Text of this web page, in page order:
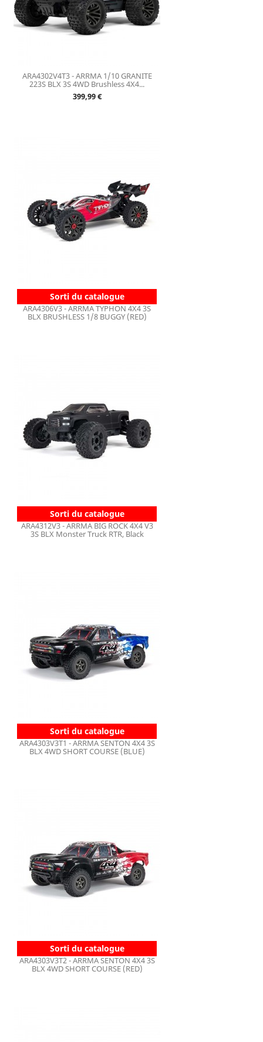
ARA4302V4T3 - ARRMA 1/10 GRANITE
223S BLX 3S 4WD Brushless 4X4...
Prix
399,99 €
Sorti du catalogue
ARA4306V3 - ARRMA TYPHON 4X4 3S
BLX BRUSHLESS 1/8 BUGGY (RED)
Sorti du catalogue
ARA4312V3 - ARRMA BIG ROCK 4X4 V3
3S BLX Monster Truck RTR, Black
Sorti du catalogue
ARA4303V3T1 - ARRMA SENTON 4X4 3S
BLX 4WD SHORT COURSE (BLUE)
Sorti du catalogue
ARA4303V3T2 - ARRMA SENTON 4X4 3S
BLX 4WD SHORT COURSE (RED)